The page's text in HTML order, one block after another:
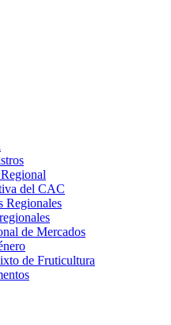
del CAC
Regionales
de Mercados
de Fruticultura